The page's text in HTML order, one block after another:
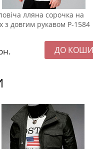
лляна сорочка на
з довгим рукавом Р-1584